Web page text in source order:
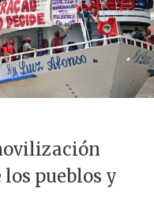
pueblos y